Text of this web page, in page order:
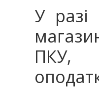
У разі
ПКУ,